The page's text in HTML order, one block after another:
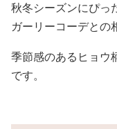
秋冬シーズンにぴっ
ガーリーコーデとの
季節感のあるヒョウ
です。